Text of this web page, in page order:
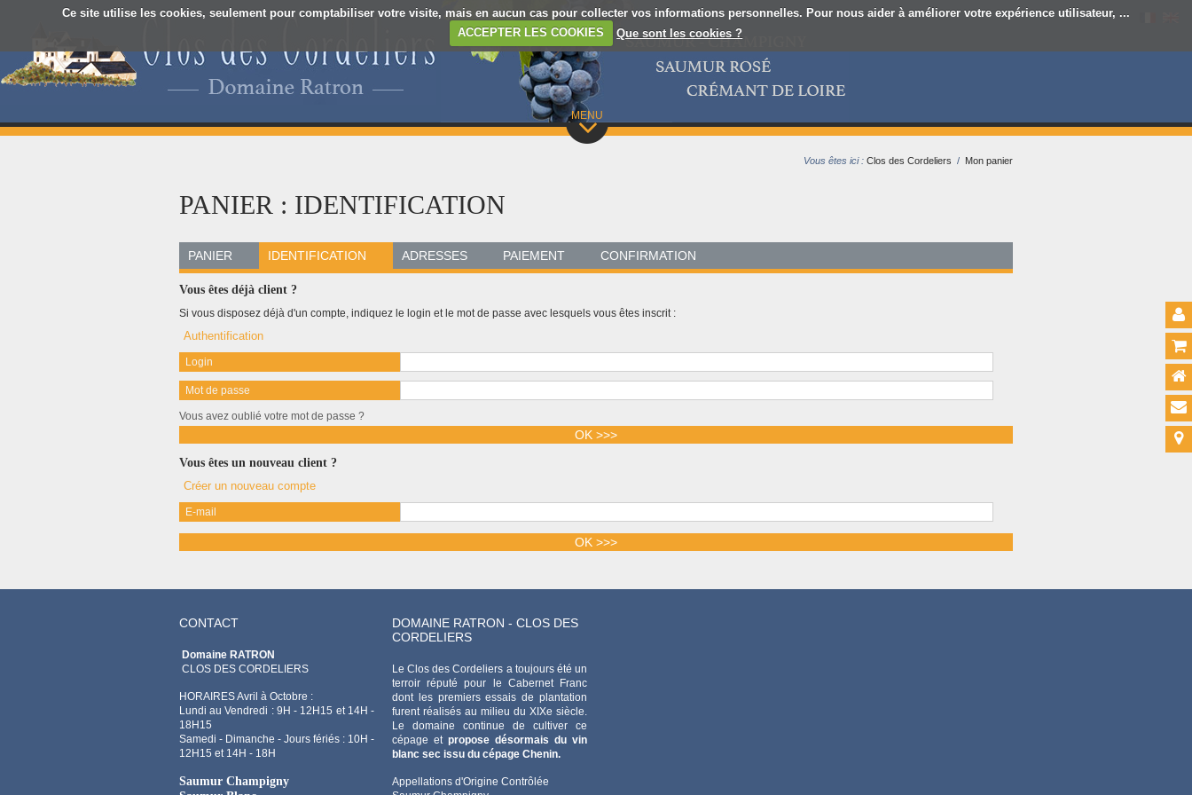
Ce site utilise les cookies, seulement pour comptabiliser votre visite, mais en aucun cas pour collecter vos informations personnelles. Pour nous aider à améliorer votre expérience utilisateur, ...
ACCEPTER LES COOKIES
Que sont les cookies ?
MENU
Vous êtes ici : Clos des Cordeliers / Mon panier
PANIER : IDENTIFICATION
PANIER IDENTIFICATION ADRESSES PAIEMENT CONFIRMATION
Vous êtes déjà client ?
Si vous disposez déjà d'un compte, indiquez le login et le mot de passe avec lesquels vous êtes inscrit :
Authentification
Login
Mot de passe
Vous avez oublié votre mot de passe ?
Vous êtes un nouveau client ?
Créer un nouveau compte
E-mail
CONTACT
Domaine RATRON
CLOS DES CORDELIERS
HORAIRES Avril à Octobre :
Lundi au Vendredi : 9H - 12H15 et 14H -
18H15
Samedi - Dimanche - Jours fériés : 10H -
12H15 et 14H - 18H
Saumur Champigny
DOMAINE RATRON - CLOS DES
CORDELIERS
Le Clos des Cordeliers a toujours été un
terroir réputé pour le Cabernet Franc
dont les premiers essais de plantation
furent réalisés au milieu du XIXe siècle.
Le domaine continue de cultiver ce
cépage et propose désormais du vin
blanc sec issu du cépage Chenin.
Appellations d'Origine Contrôlée